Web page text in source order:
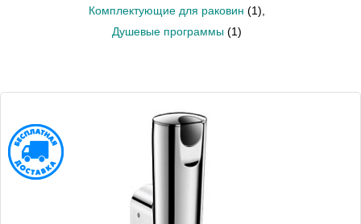
Комплектующие для раковин (1)
Душевые программы (1)